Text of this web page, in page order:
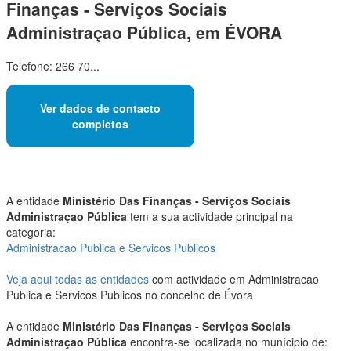
Finanças - Serviços Sociais
Administraçao Pública, em ÉVORA
Telefone: 266 70...
Ver dados de contacto
completos
A entidade Ministério Das Finanças - Serviços Sociais
Administraçao Pública tem a sua actividade principal na
categoria:
Administracao Publica e Servicos Publicos
Veja aqui todas as entidades com actividade em Administracao
Publica e Servicos Publicos no concelho de Évora
A entidade Ministério Das Finanças - Serviços Sociais
Administraçao Pública encontra-se localizada no munícipio de: